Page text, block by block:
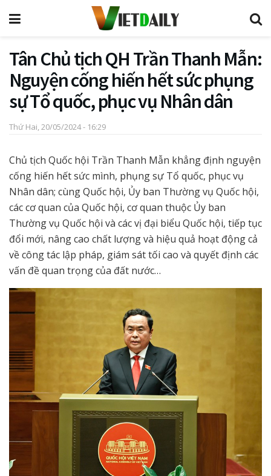
Tân Chủ tịch QH Trần Thanh Mẫn:
Nguyện cống hiến hết sức phụng
sự Tổ quốc, phục vụ Nhân dân
Thứ Hai, 20/05/2024 - 16:29
Chủ tịch Quốc hội Trần Thanh Mẫn khẳng định nguyện
cống hiến hết sức mình, phụng sự Tổ quốc, phục vụ
Nhân dân; cùng Quốc hội, Ủy ban Thường vụ Quốc hội,
các cơ quan của Quốc hội, cơ quan thuộc Ủy ban
Thường vụ Quốc hội và các vị đại biểu Quốc hội, tiếp tục
đổi mới, nâng cao chất lượng và hiệu quả hoạt động cả
về công tác lập pháp, giám sát tối cao và quyết định các
vấn đề quan trọng của đất nước…